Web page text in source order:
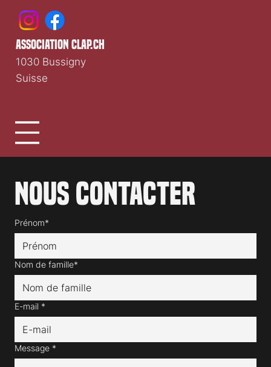
Nous contacter
Prénom*
Nom de famille*
E-mail *
Message *
association clap.ch
1030 Bussigny
Suisse